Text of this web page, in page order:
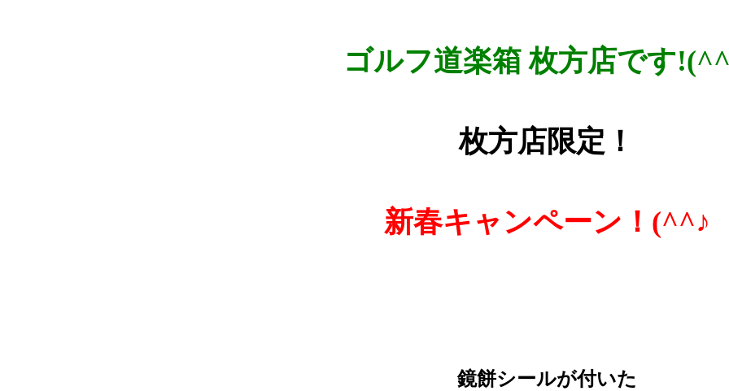
ゴルフ道楽箱 枚方店です
枚方店限定！
新春キャンペーン！(^^♪
鏡餅シールが付いた